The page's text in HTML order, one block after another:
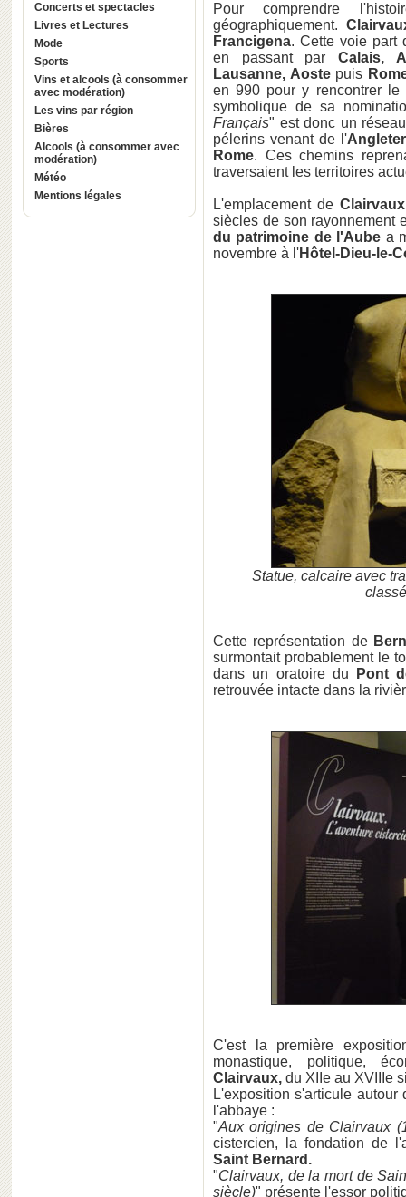
Concerts et spectacles
Livres et Lectures
Mode
Sports
Vins et alcools (à consommer
avec modération)
Les vins par région
Bières
Alcools (à consommer avec
modération)
Météo
Mentions légales
Pour comprendre
géographiquement.
Francigena. Cette voie part
en passant parCalais,
Lausanne, Aostepuis
en 990 pour y rencontrer le
symbolique de sa
Français" est donc un
pélerins venant de l'
Rome. Ces chemins
traversaient les territoires
L'emplacement de Clairvaux
siècles de son rayonnement
du patrimoine de l'Aube a
novembre à l'Hôtel-Dieu-le-
Statue, calcaire avec
Cette représentation de
surmontait probablement le
dans un oratoire du
Pont
retrouvée intacte dans la
C'est la première
monastique, politique,
Clairvaux, du XIIe au XVIIIe
L'exposition s'articule
l'abbaye :
"Aux origines de Clairvaux
cistercien, la fondation de
Saint Bernard.
"Clairvaux, de la mort de
siècle)" présente l'essor